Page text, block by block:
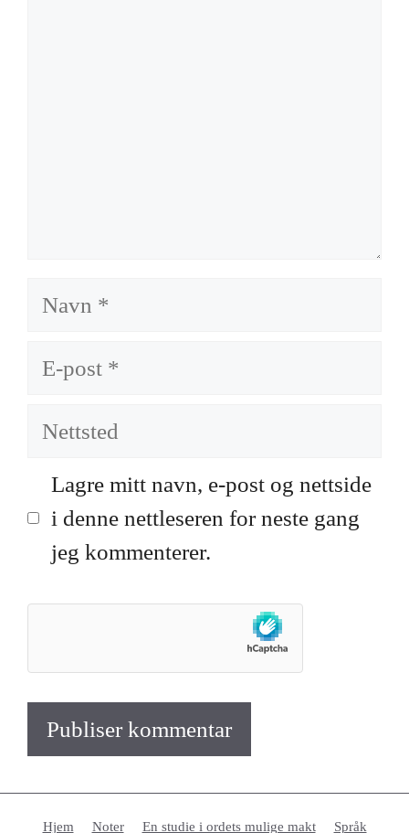
Navn
E-
Nettsted
Lagre mitt navn, e-post og nettside
i denne nettleseren for neste gang
jeg kommenterer.
Hjem Noter En studie i ordets mulige makt Språk